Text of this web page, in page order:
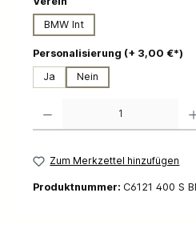
BMW Int
Personalisierung (+ 3,00 €*)
Ja
Nein
Zum Merkzettel hinzufügen
Produktnummer: C6121 400 S